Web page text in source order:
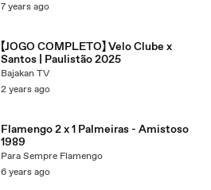
7 years ago
【JOGO COMPLETO】 Velo Clube x
Santos | Paulistão 2025
Bajakan TV
2 years ago
Flamengo 2 x 1 Palmeiras - Amistoso
1989
Para Sempre Flamengo
6 years ago